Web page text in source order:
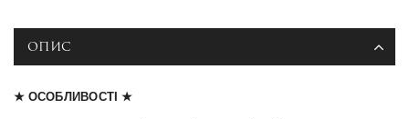
ОПИС
★ ОСОБЛИВОСТІ ★